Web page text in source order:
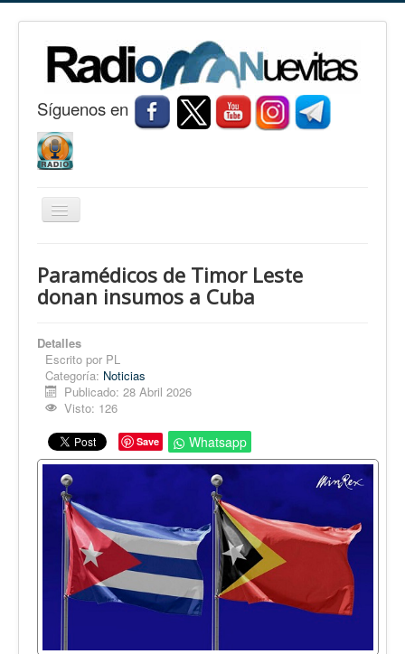
Síguenos en
Cambiar
Nuevitas
Conozca Nuevitas
Fotorreportaje
Opinión
En audio
Medio Ambiente
Ciencia, tecnología y curiosidades
Francés
Inglés
Desempolvando la historia
Paramédicos de Timor Leste
donan insumos a Cuba
Detalles
Escrito por PL
Categoría: Noticias
Publicado: 28 Abril 2026
Visto: 126
Save Whatsapp